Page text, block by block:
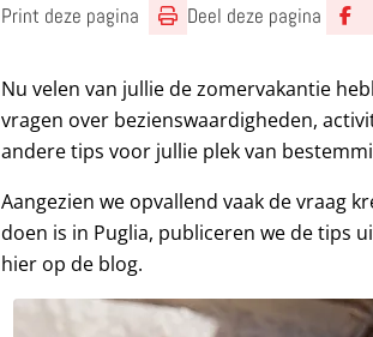
Print deze pagina
Deel deze pagina
Nu velen van jullie de zomervakantie
vragen over bezienswaardigheden,
andere tips voor jullie plek van
Aangezien we opvallend vaak de vraag
doen is in Puglia, publiceren we de tips
hier op de blog.